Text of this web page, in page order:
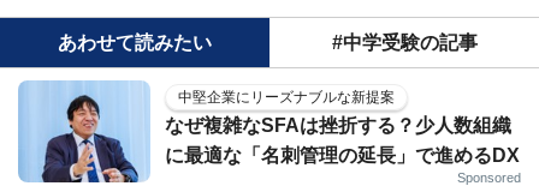
あわせて読みたい #中学受験の記事
中堅企業にリーズナブルな新提案
なぜ複雑なSFAは挫折する？少人数組織
に最適な「名刺管理の延長」で進めるDX
Sponsored